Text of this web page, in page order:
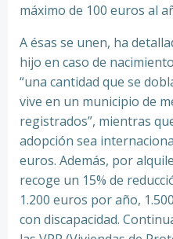
máximo de 100 euros al
A ésas se unen, ha
hijo en caso de
“una cantidad que se
vive en un municipio de
registrados”, mientras
adopción sea
euros. Además, por
recoge un 15% de
1.200 euros por año,
con discapacidad.